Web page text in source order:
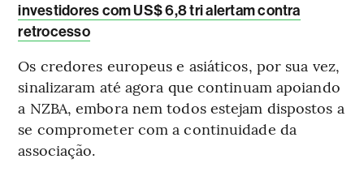
investidores com US$ 6,8 tri alertam contra
retrocesso
Os credores europeus e asiáticos, por sua vez,
sinalizaram até agora que continuam apoiando
a NZBA, embora nem todos estejam dispostos a
se comprometer com a continuidade da
associação.